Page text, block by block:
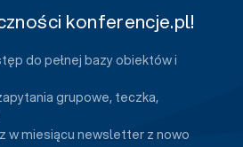
konferencje.pl!
do pełnej bazy obiektów i
grupowe, teczka,
w miesiącu newsletter z nowo